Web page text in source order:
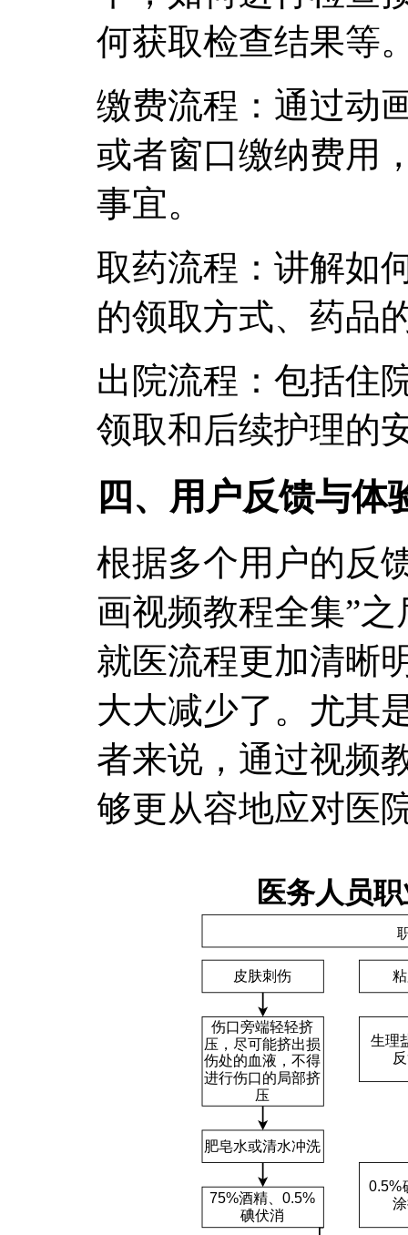
何获取检查结果等
缴费流程：通过动
或者窗口缴纳费用
事宜。
取药流程：讲解如
的领取方式、药品
出院流程：包括住
领取和后续护理的
四、用户反馈与体
根据多个用户的反
画视频教程全集”
就医流程更加清晰
大大减少了。尤其
者来说，通过视频
够更从容地应对医